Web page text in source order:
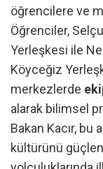
öğrencilere ve
Öğrenciler,
Yerleşkesi ile
Köyceğiz
merkezlerde
alarak bilimsel
Bakan Kacır, bu
kültürünü